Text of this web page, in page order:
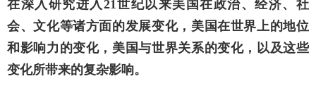
在深入研究进入21世纪以来美国在政治、经济、社
会、文化等诸方面的发展变化，美国在世界上的地位
和影响力的变化，美国与世界关系的变化，以及这些
变化所带来的复杂影响。